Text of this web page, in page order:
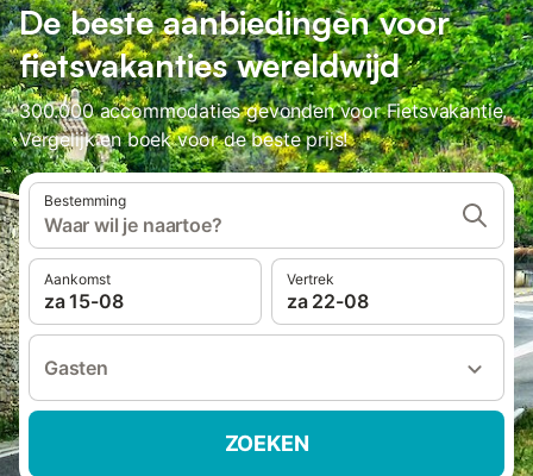
De beste aanbiedingen voor
fietsvakanties wereldwijd
300.000 accommodaties gevonden voor Fietsvakantie.
Vergelijk en boek voor de beste prijs!
Bestemming
Waar wil je naartoe?
Aankomst
za 15-08
Vertrek
za 22-08
Gasten
ZOEKEN